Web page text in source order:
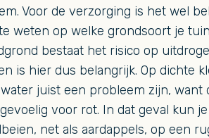
Voor de verzorging is het wel
weten op welke grondsoort je
bestaat het risico op
is hier dus belangrijk. Op dichte
juist een probleem zijn, want
voor rot. In dat geval kun je
net als aardappels, op een